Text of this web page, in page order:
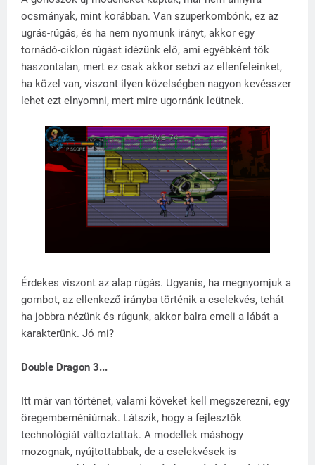
ocsmányak, mint korábban. Van szuperkombónk, ez az
ugrás-rúgás, és ha nem nyomunk irányt, akkor egy
tornádó-ciklon rúgást idézünk elő, ami egyébként tök
haszontalan, mert ez csak akkor sebzi az ellenfeleinket,
ha közel van, viszont ilyen közelségben nagyon kevésszer
lehet ezt elnyomni, mert mire ugornánk leütnek.
Érdekes viszont az alap rúgás. Ugyanis, ha megnyomjuk a
gombot, az ellenkező irányba történik a cselekvés, tehát
ha jobbra nézünk és rúgunk, akkor balra emeli a lábát a
karakterünk. Jó mi?
Double Dragon 3...
Itt már van történet, valami köveket kell megszerezni, egy
öregembernéniúrnak. Látszik, hogy a fejlesztők
technológiát változtattak. A modellek máshogy
mozognak, nyújtottabbak, de a cselekvések is